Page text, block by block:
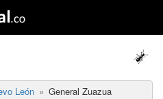
León General Zuazua